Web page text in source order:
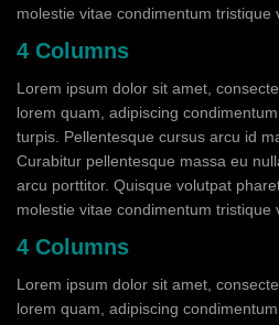
molestie vitae condimentum tristique
4 Columns
Lorem ipsum dolor sit amet,
lorem quam, adipiscing
turpis. Pellentesque cursus arcu id
Curabitur pellentesque massa eu
arcu porttitor. Quisque volutpat
molestie vitae condimentum tristique
4 Columns
Lorem ipsum dolor sit amet,
lorem quam, adipiscing